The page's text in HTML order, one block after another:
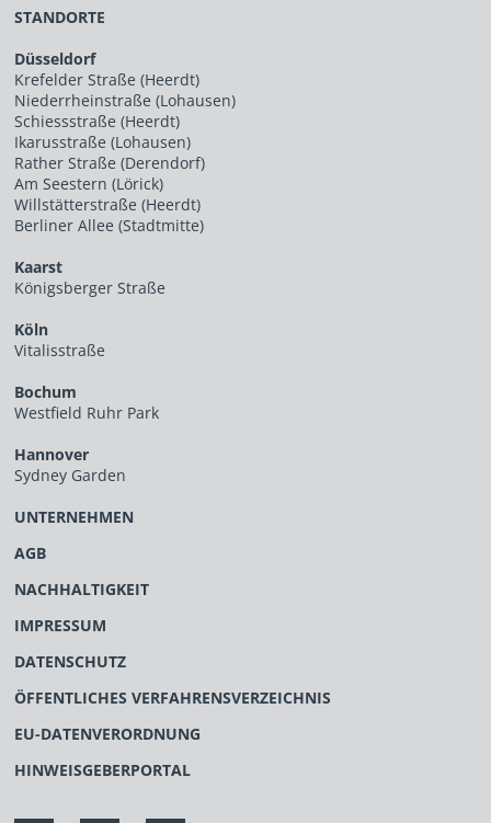
STANDORTE
Düsseldorf
Krefelder Straße (Heerdt)
Niederrheinstraße (Lohausen)
Schiessstraße (Heerdt)
Ikarusstraße (Lohausen)
Rather Straße (Derendorf)
Am Seestern (Lörick)
Willstätterstraße (Heerdt)
Berliner Allee (Stadtmitte)
Kaarst
Königsberger Straße
Köln
Vitalisstraße
Bochum
Westfield Ruhr Park
Hannover
Sydney Garden
UNTERNEHMEN
AGB
NACHHALTIGKEIT
IMPRESSUM
DATENSCHUTZ
ÖFFENTLICHES VERFAHRENSVERZEICHNIS
EU-DATENVERORDNUNG
HINWEISGEBERPORTAL